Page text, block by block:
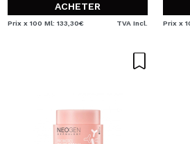
ACHETER
Prix x 100 Ml: 133,30€ TVA Incl. Prix x